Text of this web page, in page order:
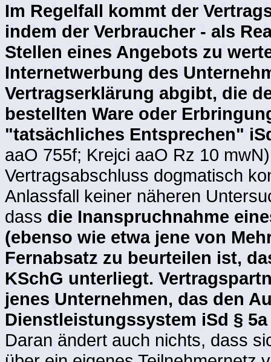
Im Regelfall kommt der
indem der Verbraucher - als
Stellen eines Angebots zu
Internetwerbung des
Vertragserklärung abgibt, die
bestellten Ware oder
"tatsächliches Entsprechen"
aaO 755f; Krejci aaO Rz 10
Vertragsabschluss dogmatisch
Anlassfall keiner näheren
dass die Inanspruchnahme
(ebenso wie etwa jene von
Fernabsatz zu beurteilen ist,
KSchG unterliegt.
jenes Unternehmen, das den
Dienstleistungssystem iSd §
Daran ändert auch nichts, dass